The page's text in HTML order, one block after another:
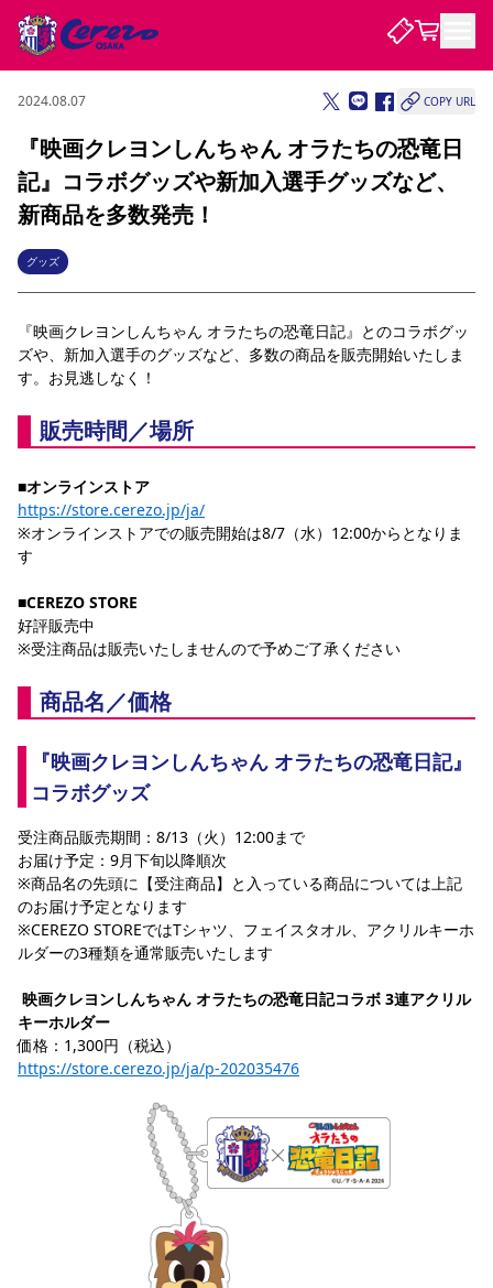
試合・チーム
試合について
試合日程 / 結果 順位表
チームについて
アカデミー
歴代所属選手
観戦する
チケット
チケット情報 販売スケジュール 価格・席種 購入方法
特定興行入場券
譲渡サービス リセールサービス
観戦ガイド
観戦マナー&ルール ビジターサポーター観戦ガイド
YANMAR HANASAKA STADIUM
アウェイツアー
よくある質問
よくある質問
クラブを知る
セレッソ大阪について
クラブ紹介 沿革
パートナー企業募集中 セレッソ大阪VISAカード サポートスタッフ
Lise（ライセンスビジネス）
サステナビリティ
スポーツクラブ
関連団体/施設
セレッソスポーツパーク舞洲 YANMAR HANASAKA STADIUM
セレッソ大阪アカデミー
大人のサッカースクール
ファンクラブ
SAKURA SOCIO SAKURA POINT Program 招待券引換方法 先行入場
ニュース
すべて チーム グッズ チケット イベント
ファンクラブ
ホームタウン
パートナー スポーツクラブ メディア 30周年
レディース
2024.08.07 COPY URL
『映画クレヨンしんちゃん オラたちの恐竜日
記』コラボグッズや新加入選手グッズなど、
新商品を多数発売！
グッズ
『映画クレヨンしんちゃん オラたちの恐竜日記』とのコラボグッ
ズや、新加入選手のグッズなど、多数の商品を販売開始いたしま
す。お見逃しなく！
販売時間／場所
■オンラインストア
https://store.cerezo.jp/ja/
※オンラインストアでの販売開始は8/7（水）12:00からとなりま
す
■CEREZO STORE
好評販売中
※受注商品は販売いたしませんので予めご了承ください
商品名／価格
『映画クレヨンしんちゃん オラたちの恐竜日記』
コラボグッズ
受注商品販売期間：8/13（火）12:00まで
お届け予定：9月下旬以降順次
※商品名の先頭に【受注商品】と入っている商品については上記
のお届け予定となります
※CEREZO STOREではTシャツ、フェイスタオル、アクリルキーホ
ルダーの3種類を通常販売いたします
映画クレヨンしんちゃん オラたちの恐竜日記コラボ 3連アクリル
キーホルダー
価格：1,300円（税込）
https://store.cerezo.jp/ja/p-202035476